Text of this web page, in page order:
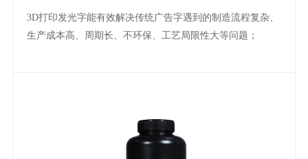
3D打印发光字能有效解决传统广告字遇到的制造流程复杂、
生产成本高、周期长、不环保、工艺局限性大等问题；